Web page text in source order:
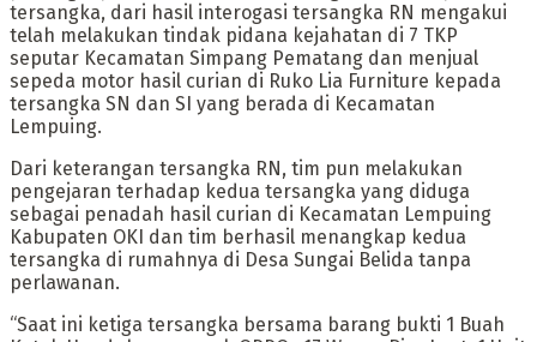
tersangka, dari hasil interogasi tersangka RN mengakui
telah melakukan tindak pidana kejahatan di 7 TKP
seputar Kecamatan Simpang Pematang dan menjual
sepeda motor hasil curian di Ruko Lia Furniture kepada
tersangka SN dan SI yang berada di Kecamatan
Lempuing.
Dari keterangan tersangka RN, tim pun melakukan
pengejaran terhadap kedua tersangka yang diduga
sebagai penadah hasil curian di Kecamatan Lempuing
Kabupaten OKI dan tim berhasil menangkap kedua
tersangka di rumahnya di Desa Sungai Belida tanpa
perlawanan.
“Saat ini ketiga tersangka bersama barang bukti 1 Buah